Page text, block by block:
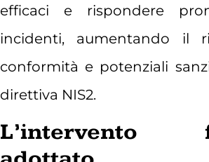
efficaci e rispondere
incidenti, aumentando il
conformità e potenziali
direttiva NIS2.
L’intervento